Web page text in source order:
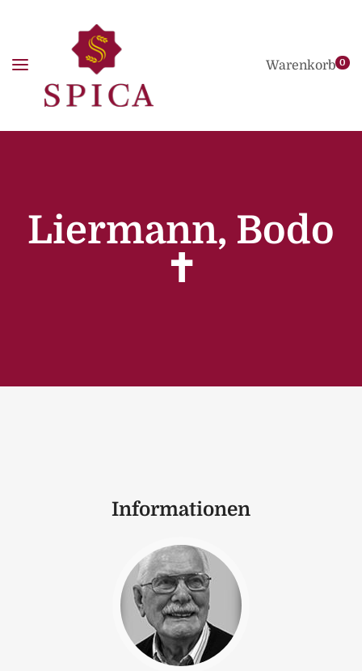
Warenkorb0
Liermann, Bodo
✝
Informationen